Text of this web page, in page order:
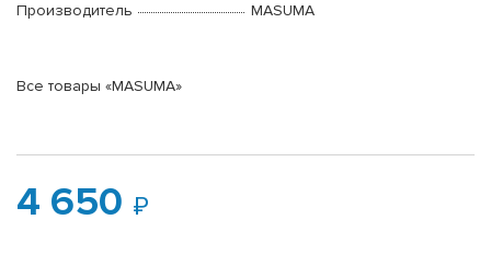
Производитель
MASUMA
Все товары «MASUMA»
4 650